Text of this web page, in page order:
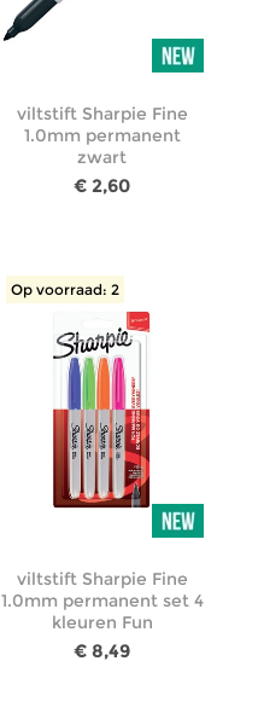
viltstift Sharpie Fine
1.0mm permanent
zwart
€ 2,60
Op voorraad: 2
viltstift Sharpie Fine
1.0mm permanent set 4
kleuren Fun
€ 8,49